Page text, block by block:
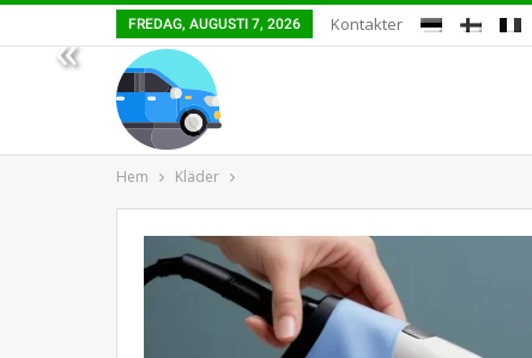
« FREDAG, AUGUSTI 7, 2026 Kontakter
Hem Kläder